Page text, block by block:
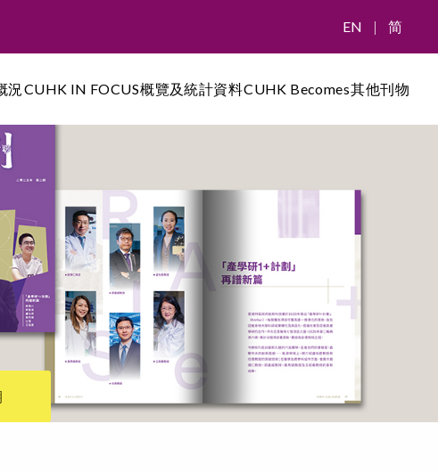
EN | 简
況CUHK IN FOCUS概覽及統計資料CUHK Becomes其他刊物